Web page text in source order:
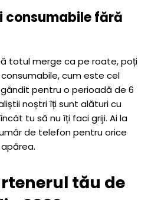
consumabile fără
totul merge ca pe roate, poți
cum este cel
pentru o perioadă de 6
noștri îți sunt alături cu
tu să nu îți faci griji. Ai la
de telefon pentru orice
tău de